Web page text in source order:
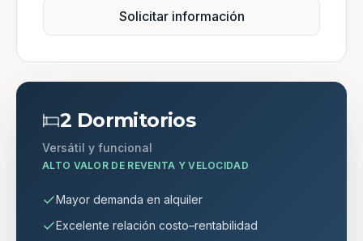
Solicitar información
2 Dormitorios
Versátil y funcional
ALTO VALOR DE REVENTA Y VELOCIDAD
Mayor demanda en alquiler
Excelente relación costo–rentabilidad